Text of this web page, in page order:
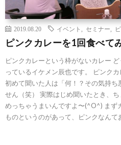
2019.08.20 イベント セミナー
ピンクカレーを1回食べて
ピンクカレーという枠がないカレー
っているイケメン辰也です。 ピンク
初めて聞いた人は「何！？その気持ち
せん（笑） 実際はじめ聞いたとき、
めっちゃうまいんですよ〜(^O^) まず
ものというのがあって、ピンクなん